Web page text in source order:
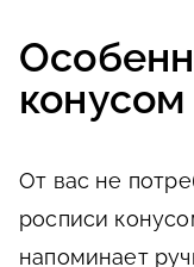
От вас не
росписи
напоминает